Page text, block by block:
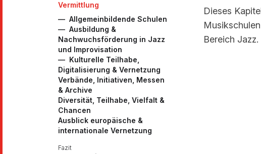
Vermittlung
Allgemeinbildende Schulen
Ausbildung &
Nachwuchsförderung in Jazz
und Improvisation
Kulturelle Teilhabe,
Digitalisierung & Vernetzung
Verbände, Initiativen, Messen
& Archive
Diversität, Teilhabe, Vielfalt &
Chancen
Ausblick europäische &
internationale Vernetzung
Fazit
Dieses
Bereich Jazz.